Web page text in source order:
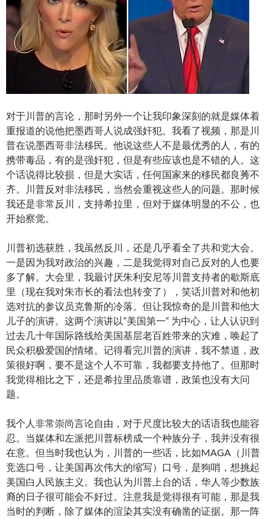
对于川普的言论，那时另外一个让我印象深刻的就是媒体着
重报道的说他把墨西哥人说成强奸犯。我看了视频，那是川
普在说墨西哥非法移民。他说这些人不是最优秀的人，有的
携带毒品，有的是强奸犯，但是有些应该也是不错的人。这
个话说得比较损，但是大实话，任何国家来的移民都良莠不
齐。川普反对非法移民，当然会重视这些人的问题。那时候
我还是非常反川，支持希拉里，但对于媒体明显的不公，也
开始察觉。
川普初选获胜，我虽然反川，还是几乎看全了共和党大会。
一是因为我对政治的兴趣，二是我觉得对自己反对的人也要
多了解。大会里，我最讨厌朱利安尼等川普支持者的歇斯底
里（现在我对朱市长的看法也转变了），笑话川普对和他初
选对抗的参议员克鲁斯的冷落。但让我惊奇的是川普和他大
儿子的演讲。这两个演讲以”美国第一“ 为中心，让人认识到
过去几十年国际路线给美国基层老百姓带来的灾难，唤起了
民众积极爱国的情绪。记得看完川普的演讲，我不禁道，政
策很好啊，要不是这个人不可靠，我都要支持他了。但那时
我觉得相比之下，还是希拉里品质靠谱，政策也没有大问
题。
我个人非常崇尚言论自由，对于尺度比较大的话语我也能容
忍。当媒体和左派把川普标榜成一个种族分子，我并没有很
在意。但当时我也认为，川普的一些话，比如MAGA（川普
竞选口号，让美国再次伟大的缩写）口号，是狗哨，想挑起
美国白人民族主义。我也认为川普上台的话，华人等少数族
裔的日子很可能会不好过。注意我是觉得很有可能，那是我
当时的判断，除了媒体的渲染其实没有确凿的证据。那一阵